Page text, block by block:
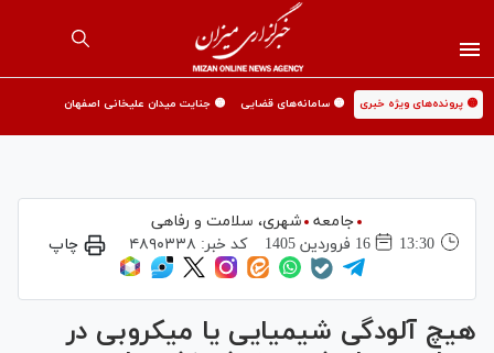
🟡 پرونده‌های ویژه خبری 🟡 سامانه‌های قضایی 🟡 جنایت میدان علیخانی اصفهان
جامعه
شهری،‌ سلامت و رفاهی
13:30
16 فروردين 1405 کد خبر: ۴۸۹۰۳۳۸ چاپ
هیچ آلودگی شیمیایی یا میکروبی در